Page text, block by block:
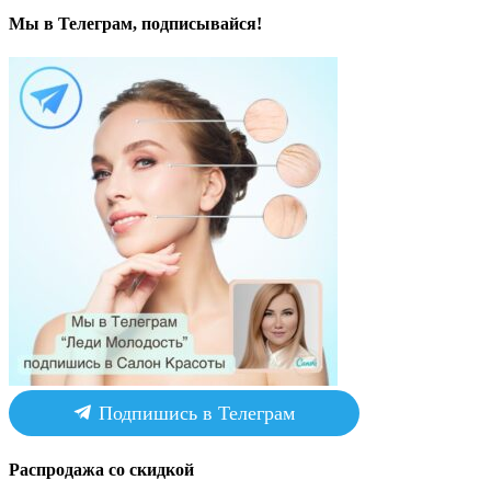
Мы в Телеграм, подписывайся!
Подпишись в Телеграм
Распродажа со скидкой